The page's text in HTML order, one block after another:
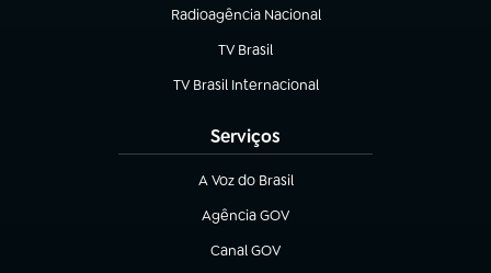
Radioagência Nacional
(abre em nova aba)
TV Brasil
(abre em nova aba)
TV Brasil Internacional
(abre em nova aba)
Serviços
A Voz do Brasil
(abre em nova aba)
Agência GOV
(abre em nova aba)
Canal GOV
(abre em nova aba)